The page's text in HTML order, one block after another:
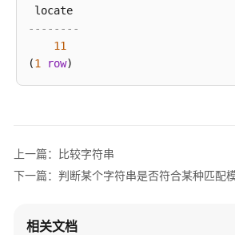
截
串
--------
11
(1 row
上一篇：比较字符串
相关文档